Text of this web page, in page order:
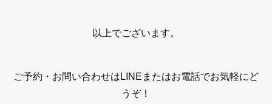
以上でございます。
ご予約・お問い合わせはLINEまたはお電話でお気軽にど
うぞ！